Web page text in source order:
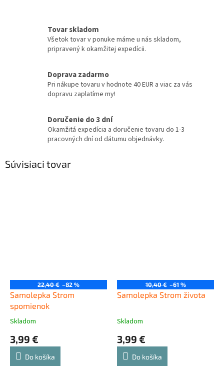
Tovar skladom
Všetok tovar v ponuke máme u nás skladom,
pripravený k okamžitej expedícii.
Doprava zadarmo
Pri nákupe tovaru v hodnote 40 EUR a viac za vás
dopravu zaplatíme my!
Doručenie do 3 dní
Okamžitá expedícia a doručenie tovaru do 1-3
pracovných dní od dátumu objednávky.
Súvisiaci tovar
22,40 € –82 %
Samolepka Strom
spomienok
Skladom
3,99 €
Do košíka
10,40 € –61 %
Samolepka Strom života
Skladom
3,99 €
Do košíka